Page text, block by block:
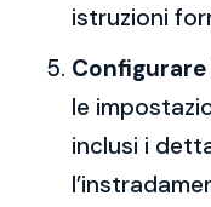
istruzioni
le
inclusi i